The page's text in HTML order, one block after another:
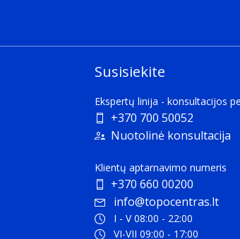
Susisiekite
Ekspertų linija - konsultacijos
+370 700 50052
Nuotolinė konsultacija
Klientų aptarnavimo numeris
+370 660 00200
info@topocentras.lt
I - V 08:00 - 22:00
VI-VII 09:00 - 17:00